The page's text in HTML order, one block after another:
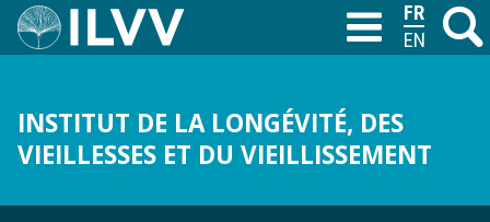
Aller
au
M
INSTITUT DE LA LONGÉVITÉ, DES
VIEILLESSES ET DU VIEILLISSEMENT
T
FRANÇAIS
ENGLISH